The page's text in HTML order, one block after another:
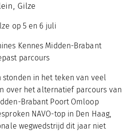
Gilze
op 5 en 6 juli
Kennes Midden-Brabant
parcours
in het teken van veel
over het alternatief parcours van
Brabant Poort Omloop
NAVO-top in Den Haag,
wegwedstrijd dit jaar niet